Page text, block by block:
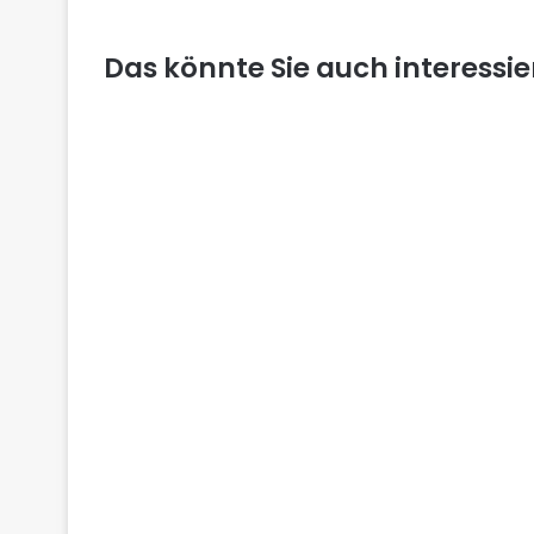
Das könnte Sie auch